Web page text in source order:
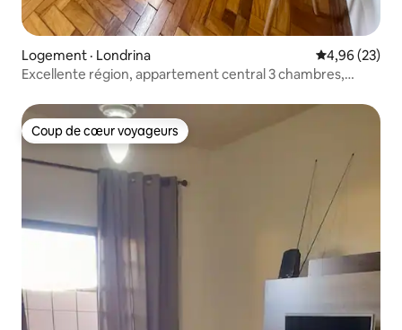
Logement · Londrina Note
4,96 (23)
Excellente région, appartement central 3 chambres,
Coup de cœur voyageurs
Coup de cœur voyageurs